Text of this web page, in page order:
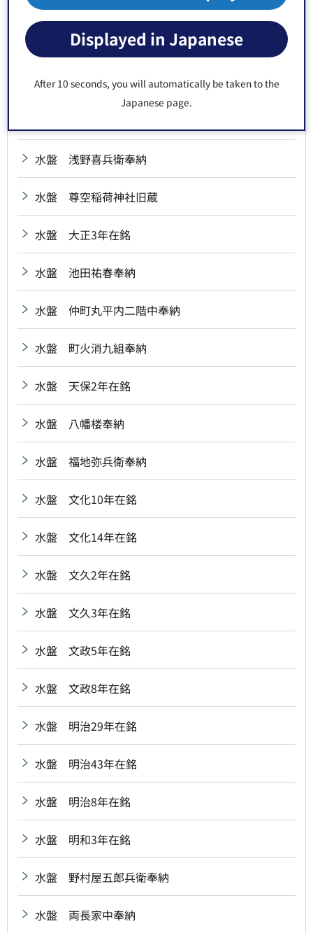
Displayed in Japanese
After 10 seconds, you will automatically be taken to the
Japanese page.
水盤 小倉藩宮本源兵衛興根奉納
水盤 昭和11年在銘
水盤 昭和14年在銘
水盤 浅野喜兵衛奉納
水盤 尊空稲荷神社旧蔵
水盤 大正3年在銘
水盤 池田祐春奉納
水盤 仲町丸平内二階中奉納
水盤 町火消九組奉納
水盤 天保2年在銘
水盤 八幡楼奉納
水盤 福地弥兵衛奉納
水盤 文化10年在銘
水盤 文化14年在銘
水盤 文久2年在銘
水盤 文久3年在銘
水盤 文政5年在銘
水盤 文政8年在銘
水盤 明治29年在銘
水盤 明治43年在銘
水盤 明治8年在銘
水盤 明和3年在銘
水盤 野村屋五郎兵衛奉納
水盤 両長家中奉納